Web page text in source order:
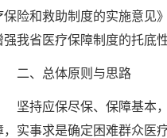
保险和救助制度的实施意见
强我省医疗保障制度的托底
二、总体原则与思路
坚持应保尽保、保障基本
，实事求是确定困难群众医